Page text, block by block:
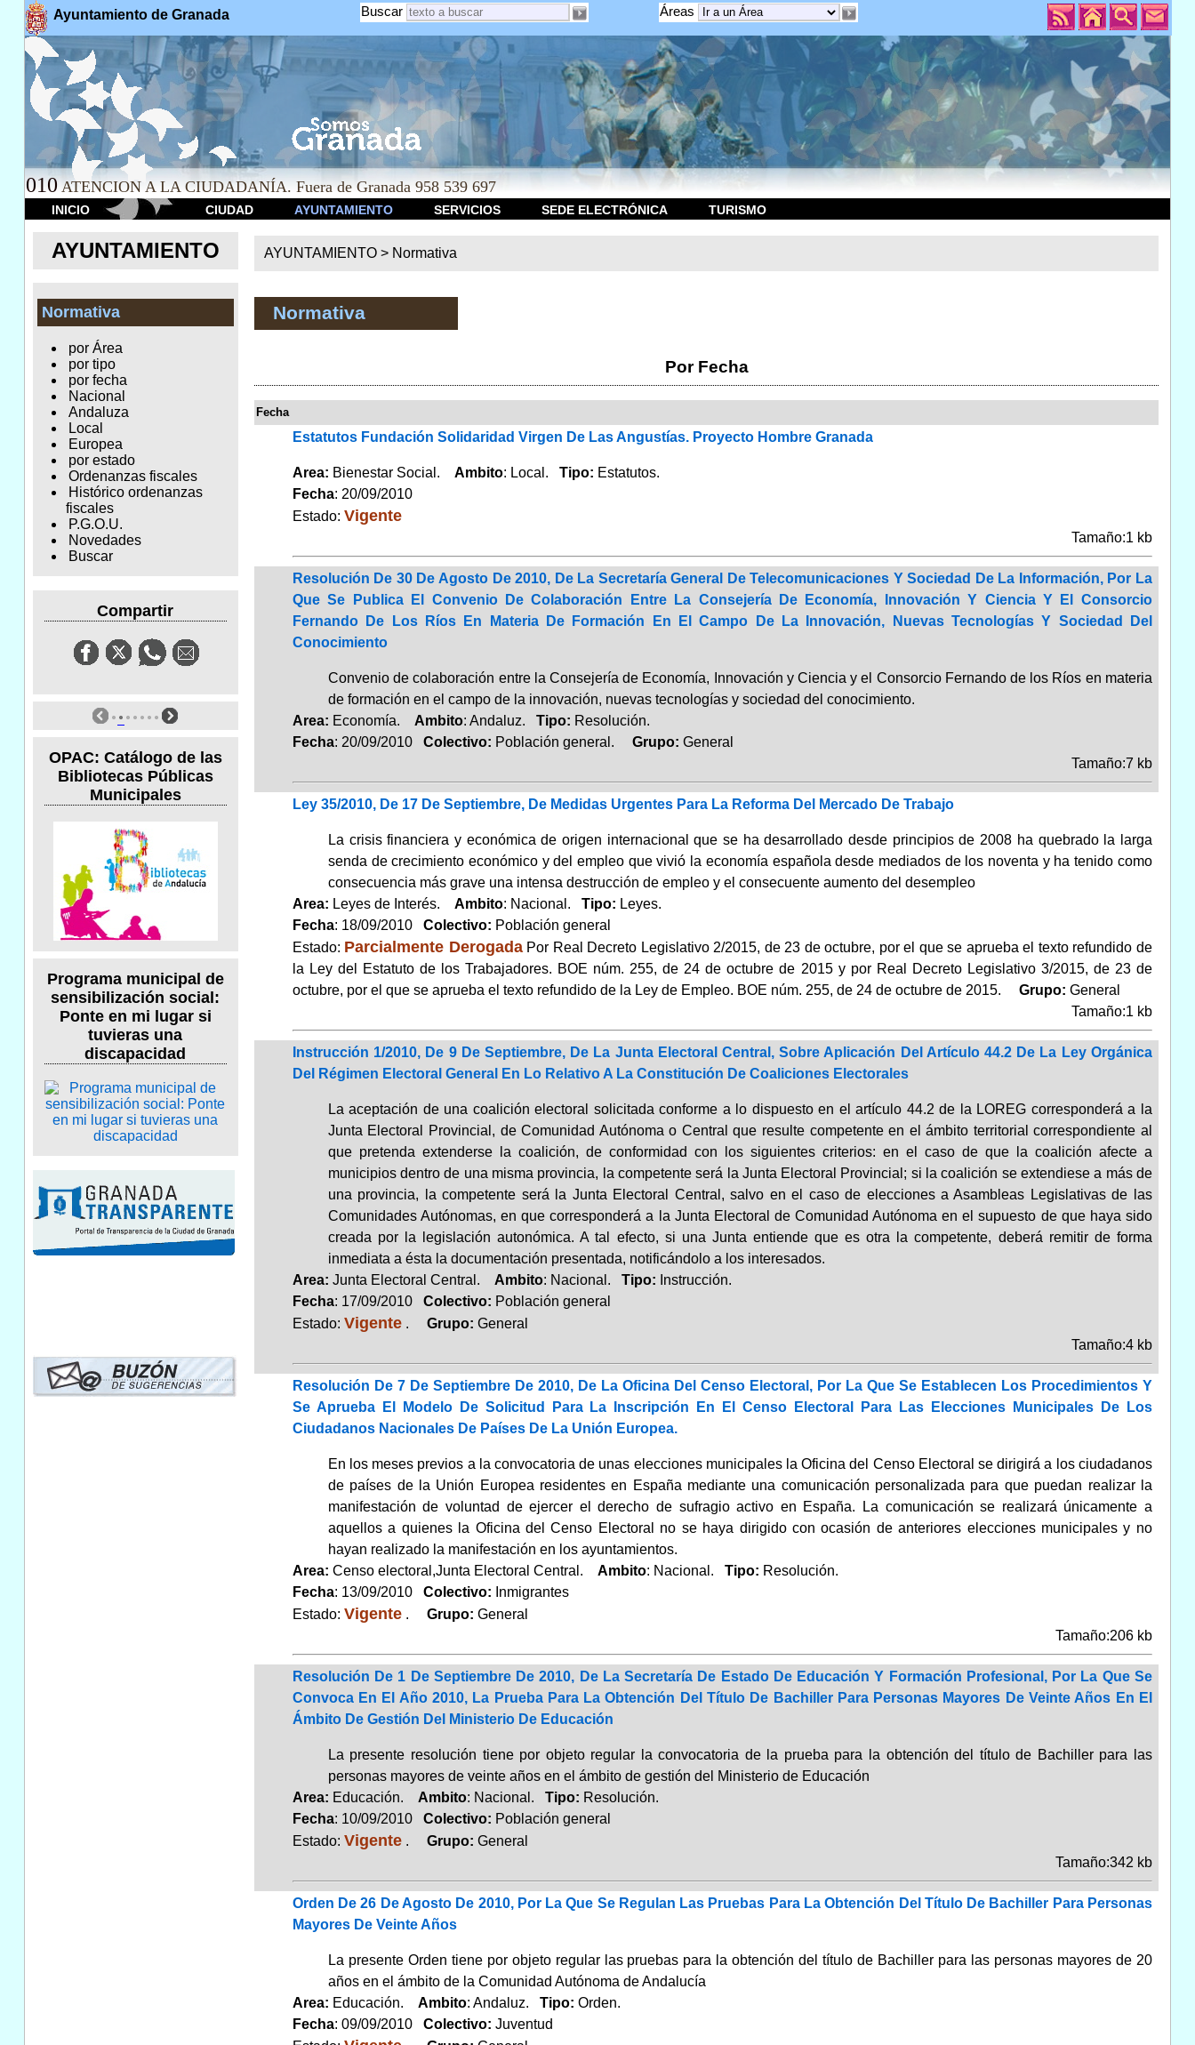
Ayuntamiento de Granada Áreas
Buscar
010 ATENCION A LA CIUDADANÍA. Fuera de Granada 958 539 697
INICIO CIUDAD AYUNTAMIENTO SERVICIOS SEDE ELECTRÓNICA TURISMO
AYUNTAMIENTO
Normativa
por Área
por tipo
por fecha
Nacional
Andaluza
Local
Europea
por estado
Ordenanzas fiscales
Histórico ordenanzas
fiscales
P.G.O.U.
Novedades
Buscar
Compartir
OPAC: Catálogo de las
Bibliotecas Públicas
Municipales
Programa municipal de
sensibilización social:
Ponte en mi lugar si
tuvieras una
discapacidad
AYUNTAMIENTO > Normativa
Normativa
Por Fecha
Fecha
Estatutos Fundación Solidaridad Virgen De Las Angustías. Proyecto Hombre Granada
Area: Bienestar Social. Ambito: Local. Tipo: Estatutos.
Fecha: 20/09/2010
Estado: Vigente
Tamaño:1 kb
Resolución De 30 De Agosto De 2010, De La Secretaría General De Telecomunicaciones Y Sociedad De La Información, Por La
Que Se Publica El Convenio De Colaboración Entre La Consejería De Economía, Innovación Y Ciencia Y El Consorcio
Fernando De Los Ríos En Materia De Formación En El Campo De La Innovación, Nuevas Tecnologías Y Sociedad Del
Conocimiento
Convenio de colaboración entre la Consejería de Economía, Innovación y Ciencia y el Consorcio Fernando de los Ríos en materia
de formación en el campo de la innovación, nuevas tecnologías y sociedad del conocimiento.
Area: Economía. Ambito: Andaluz. Tipo: Resolución.
Fecha: 20/09/2010Colectivo: Población general. Grupo: General
Tamaño:7 kb
Ley 35/2010, De 17 De Septiembre, De Medidas Urgentes Para La Reforma Del Mercado De Trabajo
La crisis financiera y económica de origen internacional que se ha desarrollado desde principios de 2008 ha quebrado la larga
senda de crecimiento económico y del empleo que vivió la economía española desde mediados de los noventa y ha tenido como
consecuencia más grave una intensa destrucción de empleo y el consecuente aumento del desempleo
Area: Leyes de Interés. Ambito: Nacional. Tipo: Leyes.
Fecha: 18/09/2010Colectivo: Población general
Estado: Parcialmente DerogadaPor Real Decreto Legislativo 2/2015, de 23 de octubre, por el que se aprueba el texto refundido de
la Ley del Estatuto de los Trabajadores. BOE núm. 255, de 24 de octubre de 2015 y por Real Decreto Legislativo 3/2015, de 23 de
octubre, por el que se aprueba el texto refundido de la Ley de Empleo. BOE núm. 255, de 24 de octubre de 2015.
Grupo: General
Tamaño:1 kb
Instrucción 1/2010, De 9 De Septiembre, De La Junta Electoral Central, Sobre Aplicación Del Artículo 44.2 De La Ley Orgánica
Del Régimen Electoral General En Lo Relativo A La Constitución De Coaliciones Electorales
La aceptación de una coalición electoral solicitada conforme a lo dispuesto en el artículo 44.2 de la LOREG corresponderá a la
Junta Electoral Provincial, de Comunidad Autónoma o Central que resulte competente en el ámbito territorial correspondiente al
que pretenda extenderse la coalición, de conformidad con los siguientes criterios: en el caso de que la coalición afecte a
municipios dentro de una misma provincia, la competente será la Junta Electoral Provincial; si la coalición se extendiese a más de
una provincia, la competente será la Junta Electoral Central, salvo en el caso de elecciones a Asambleas Legislativas de las
Comunidades Autónomas, en que corresponderá a la Junta Electoral de Comunidad Autónoma en el supuesto de que haya sido
creada por la legislación autonómica. A tal efecto, si una Junta entiende que es otra la competente, deberá remitir de forma
inmediata a ésta la documentación presentada, notificándolo a los interesados.
Area: Junta Electoral Central. Ambito: Nacional. Tipo: Instrucción.
Fecha: 17/09/2010Colectivo: Población general
Estado: Vigente. Grupo: General
Tamaño:4 kb
Resolución De 7 De Septiembre De 2010, De La Oficina Del Censo Electoral, Por La Que Se Establecen Los Procedimientos Y
Se Aprueba El Modelo De Solicitud Para La Inscripción En El Censo Electoral Para Las Elecciones Municipales De Los
Ciudadanos Nacionales De Países De La Unión Europea.
En los meses previos a la convocatoria de unas elecciones municipales la Oficina del Censo Electoral se dirigirá a los ciudadanos
de países de la Unión Europea residentes en España mediante una comunicación personalizada para que puedan realizar la
manifestación de voluntad de ejercer el derecho de sufragio activo en España. La comunicación se realizará únicamente a
aquellos a quienes la Oficina del Censo Electoral no se haya dirigido con ocasión de anteriores elecciones municipales y no
hayan realizado la manifestación en los ayuntamientos.
Area: Censo electoral,Junta Electoral Central. Ambito: Nacional. Tipo: Resolución.
Fecha: 13/09/2010Colectivo: Inmigrantes
Estado: Vigente. Grupo: General
Tamaño:206 kb
Resolución De 1 De Septiembre De 2010, De La Secretaría De Estado De Educación Y Formación Profesional, Por La Que Se
Convoca En El Año 2010, La Prueba Para La Obtención Del Título De Bachiller Para Personas Mayores De Veinte Años En El
Ámbito De Gestión Del Ministerio De Educación
La presente resolución tiene por objeto regular la convocatoria de la prueba para la obtención del título de Bachiller para las
personas mayores de veinte años en el ámbito de gestión del Ministerio de Educación
Area: Educación. Ambito: Nacional. Tipo: Resolución.
Fecha: 10/09/2010Colectivo: Población general
Estado: Vigente. Grupo: General
Tamaño:342 kb
Orden De 26 De Agosto De 2010, Por La Que Se Regulan Las Pruebas Para La Obtención Del Título De Bachiller Para Personas
Mayores De Veinte Años
La presente Orden tiene por objeto regular las pruebas para la obtención del título de Bachiller para las personas mayores de 20
años en el ámbito de la Comunidad Autónoma de Andalucía
Area: Educación. Ambito: Andaluz. Tipo: Orden.
Fecha: 09/09/2010Colectivo: Juventud